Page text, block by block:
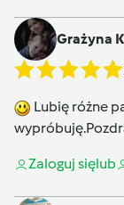
Grażyna
Lubię różne
Zaloguj sięlub